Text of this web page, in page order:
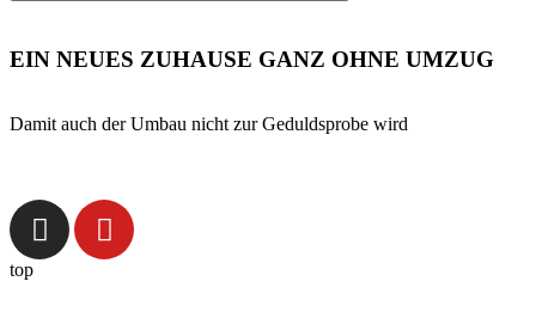
EIN NEUES ZUHAUSE GANZ OHNE UMZUG
Damit auch der Umbau nicht zur Geduldsprobe wird
top